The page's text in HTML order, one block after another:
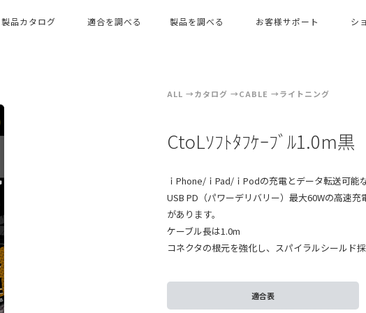
製品カタログ 適合を調べる 製品を調べる お客様サポート シ
ALL カタログ CABLE ライトニング
CtoLｿﾌﾄﾀﾌｹｰﾌﾞﾙ1.0m黒
ｉPhone/ｉPad/ｉPodの充電とデータ転送可能
USB PD（パワーデリバリー）最大60Wの高速
があります。
ケーブル長は1.0m
コネクタの根元を強化し、スパイラルシールド
適合表